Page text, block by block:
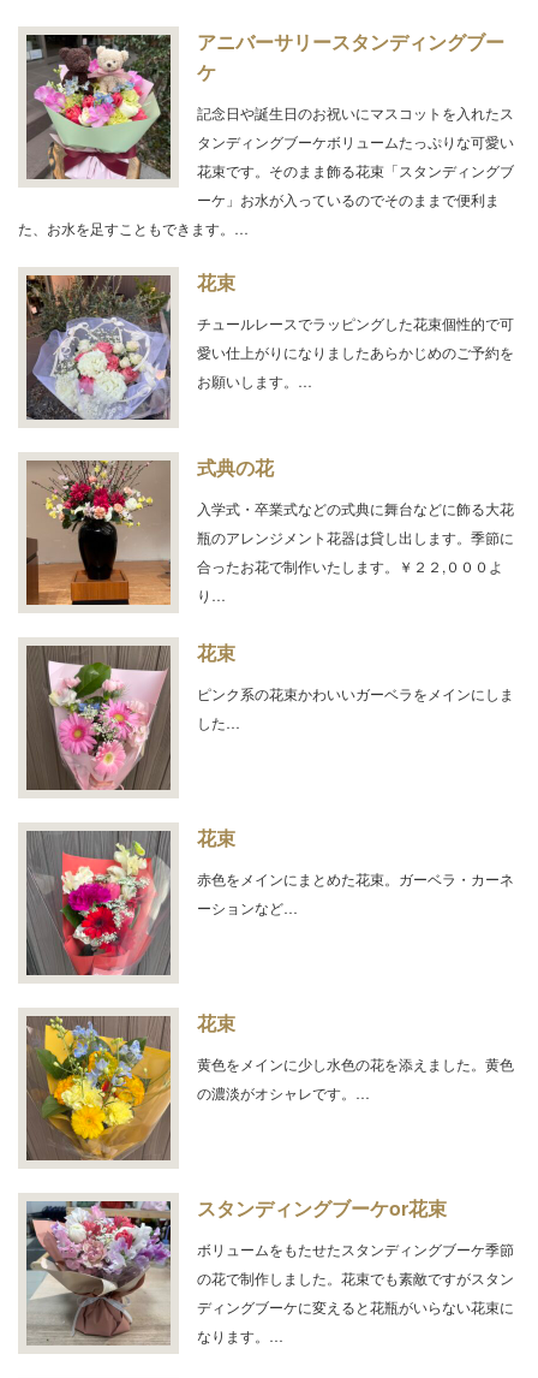
アニバーサリースタンディングブー
ケ
記念日や誕生日のお祝いにマスコットを入れたス
タンディングブーケボリュームたっぷりな可愛い
花束です。そのまま飾る花束「スタンディングブ
ーケ」お水が入っているのでそのままで便利ま
た、お水を足すこともできます。…
花束
チュールレースでラッピングした花束個性的で可
愛い仕上がりになりましたあらかじめのご予約を
お願いします。…
式典の花
入学式・卒業式などの式典に舞台などに飾る大花
瓶のアレンジメント花器は貸し出します。季節に
合ったお花で制作いたします。￥２２,０００よ
り…
花束
ピンク系の花束かわいいガーベラをメインにしま
した…
花束
赤色をメインにまとめた花束。ガーベラ・カーネ
ーションなど…
花束
黄色をメインに少し水色の花を添えました。黄色
の濃淡がオシャレです。…
スタンディングブーケor花束
ボリュームをもたせたスタンディングブーケ季節
の花で制作しました。花束でも素敵ですがスタン
ディングブーケに変えると花瓶がいらない花束に
なります。…